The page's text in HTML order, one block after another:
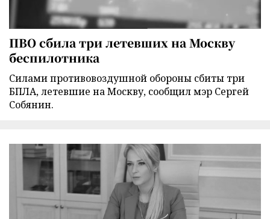
ПВО сбила три летевших на Москву
беспилотника
Силами противовоздушной обороны сбиты три
БПЛА, летевшие на Москву, сообщил мэр Сергей
Собянин.